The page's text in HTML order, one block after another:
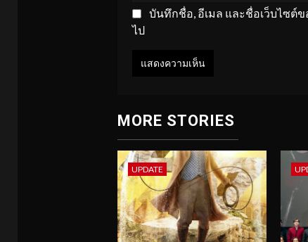
บันทึกชื่อ, อีเมล และชื่อเว็บไซต์
ไป
MORE STORIES
UPDATE